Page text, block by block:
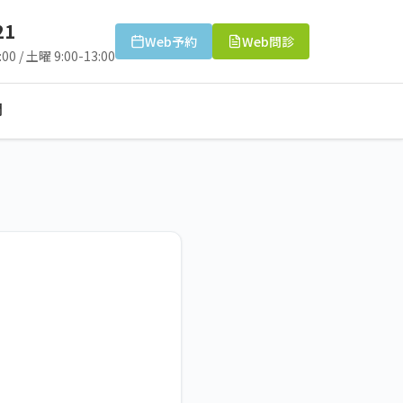
/ 土曜 9:00-13:00
Web予約 Web問診